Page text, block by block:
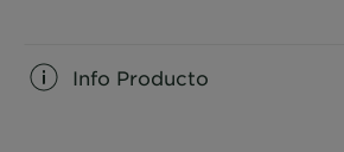
Info Producto